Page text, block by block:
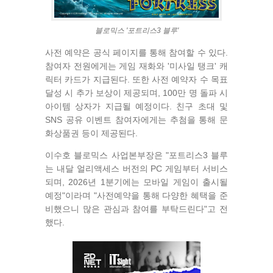
블로믹스 '포트리스3 블루'
사전 예약은 공식 페이지를 통해 참여할 수 있다.
참여자 전원에게는 게임 재화와 '미사일 탱크' 캐
릭터 카드가 지급된다. 또한 사전 예약자 수 목표
달성 시 추가 보상이 제공되며, 100만 명 돌파 시
아이템 상자가 지급될 예정이다. 친구 초대 및
SNS 공유 이벤트 참여자에게는 추첨을 통해 문
화상품권 등이 제공된다.
이수호 블로믹스 사업본부장은 "포트리스3 블루
는 내달 얼리액세스 버전의 PC 게임부터 서비스
되며, 2026년 1분기에는 모바일 게임이 출시될
예정"이라며 "사전예약을 통해 다양한 혜택을 준
비했으니 많은 관심과 참여를 부탁드린다"고 전
했다.